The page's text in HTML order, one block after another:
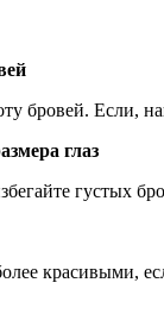
бровей. Если,
глаз
густых
красивыми,